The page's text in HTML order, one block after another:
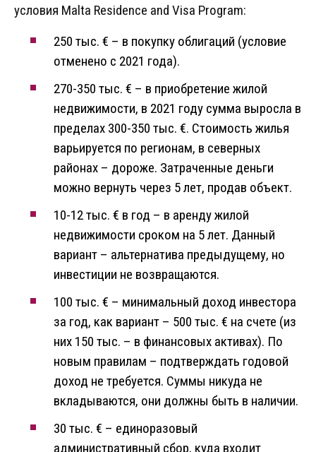
условия Malta Residence and Visa Program:
250 тыс. € – в покупку облигаций (условие
отменено с 2021 года).
270-350 тыс. € – в приобретение жилой
недвижимости, в 2021 году сумма выросла в
пределах 300-350 тыс. €. Стоимость жилья
варьируется по регионам, в северных
районах – дороже. Затраченные деньги
можно вернуть через 5 лет, продав объект.
10-12 тыс. € в год – в аренду жилой
недвижимости сроком на 5 лет. Данный
вариант – альтернатива предыдущему, но
инвестиции не возвращаются.
100 тыс. € – минимальный доход инвестора
за год, как вариант – 500 тыс. € на счете (из
них 150 тыс. – в финансовых активах). По
новым правилам – подтверждать годовой
доход не требуется. Суммы никуда не
вкладываются, они должны быть в наличии.
30 тыс. € – единоразовый
административный сбор, куда входит